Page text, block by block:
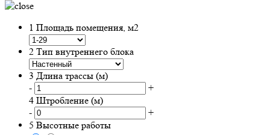
1 Площадь помещения, м2
2 Тип внутреннего блока
3 Длина трассы (м)
-
+
4 Штробление (м)
-
+
5 Высотные работы